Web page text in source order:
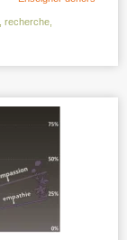
recherche